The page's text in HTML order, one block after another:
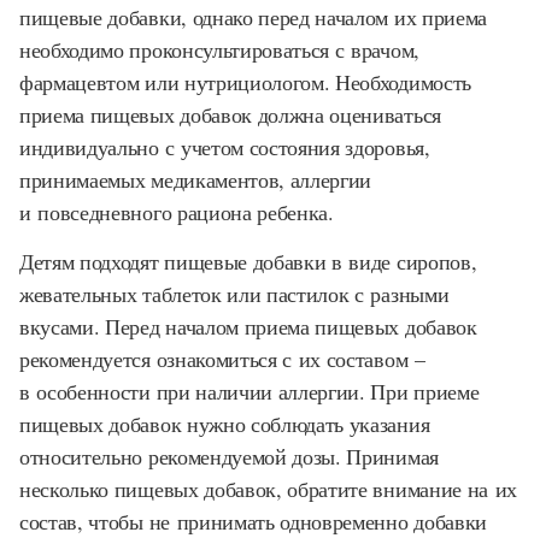
пищевые добавки, однако перед началом их приема
необходимо проконсультироваться с врачом,
фармацевтом или нутрициологом. Необходимость
приема пищевых добавок должна оцениваться
индивидуально с учетом состояния здоровья,
принимаемых медикаментов, аллергии
и повседневного рациона ребенка.
Детям подходят пищевые добавки в виде сиропов,
жевательных таблеток или пастилок с разными
вкусами. Перед началом приема пищевых добавок
рекомендуется ознакомиться с их составом –
в особенности при наличии аллергии. При приеме
пищевых добавок нужно соблюдать указания
относительно рекомендуемой дозы. Принимая
несколько пищевых добавок, обратите внимание на их
состав, чтобы не принимать одновременно добавки